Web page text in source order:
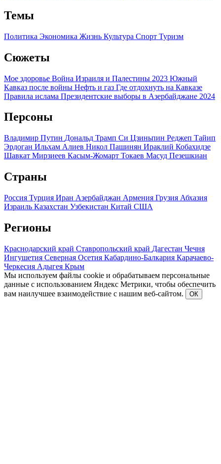
Темы
Политика Экономика Жизнь Культура Спорт Туризм
Сюжеты
Мое здоровье Война Израиля и Палестины 2023 Южный
Кавказ после войны Нефть и газ Где отдохнуть на Кавказе
Правила ислама Президентские выборы в Азербайджане 2024
Персоны
Владимир Путин Дональд Трамп Си Цзиньпин Реджеп Тайип
Эрдоган Ильхам Алиев Никол Пашинян Ираклий Кобахидзе
Шавкат Мирзиеев Касым-Жомарт Токаев Масуд Пезешкиан
Страны
Россия Турция Иран Азербайджан Армения Грузия Абхазия
Израиль Казахстан Узбекистан Китай США
Регионы
Краснодарский край Ставропольский край Дагестан Чечня
Ингушетия Северная Осетия Кабардино-Балкария Карачаево-
Черкесия Адыгея Крым
Мы используем файлы cookie и обрабатываем персональные
данные с использованием Яндекс Метрики, чтобы обеспечить
вам наилучшее взаимодействие с нашим веб-сайтом.
ОК